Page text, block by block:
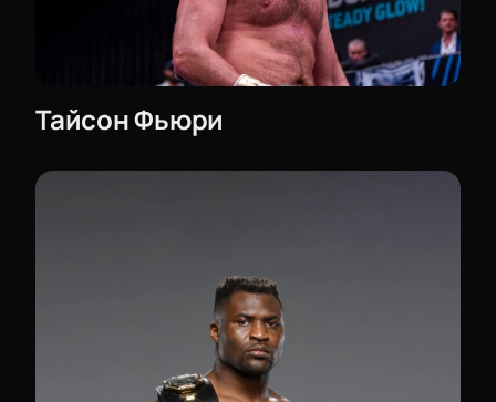
болельщиков бокса. Этот поединок запомнится на
долгие годы, и вы можете стать частью данного
Тайсон Фьюри